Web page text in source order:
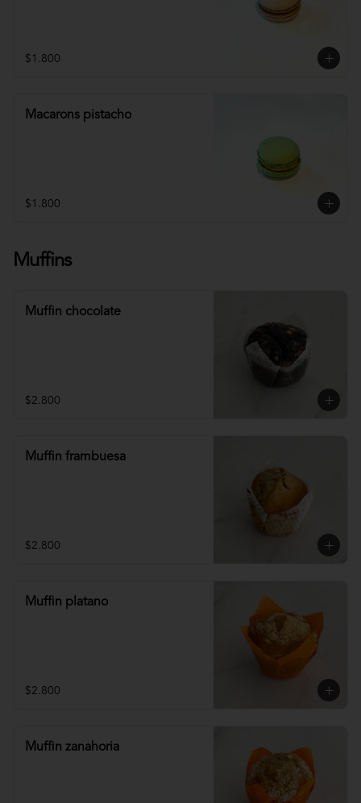
$1.800
Macarons pistacho
$1.800
Muffins
Muffin chocolate
$2.800
Muffin frambuesa
$2.800
Muffin platano
$2.800
Muffin zanahoria